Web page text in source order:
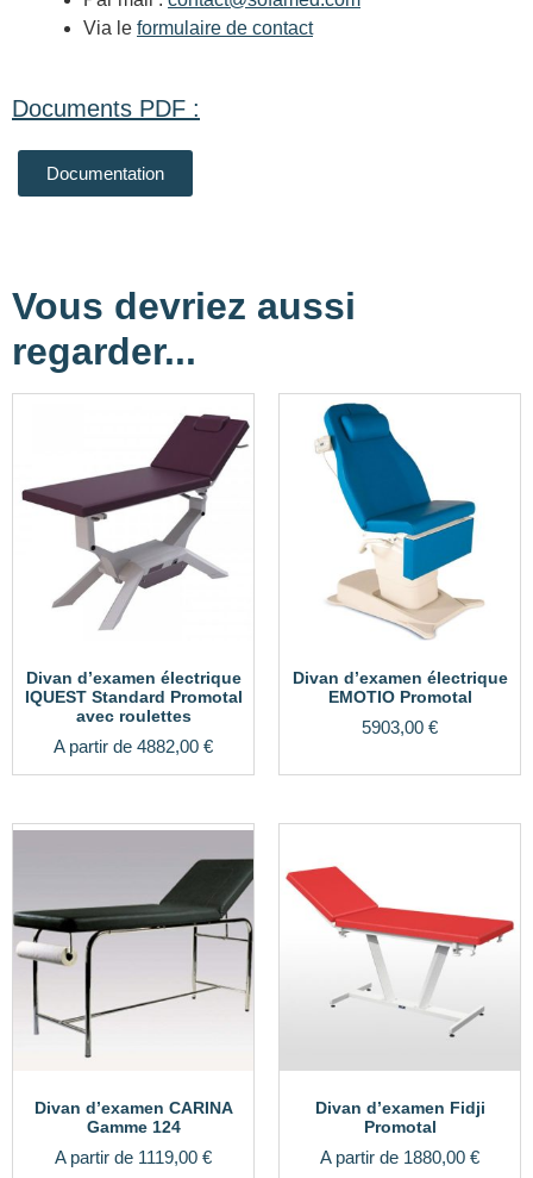
Via le formulaire de contact
Documents PDF :
Documentation
Vous devriez aussi
regarder...
Divan d’examen électrique
IQUEST Standard Promotal
avec roulettes
A partir de 4882,00 €
Divan d’examen électrique
EMOTIO Promotal
5903,00 €
Divan d’examen CARINA
Gamme 124
A partir de 1119,00 €
Divan d’examen Fidji
Promotal
A partir de 1880,00 €